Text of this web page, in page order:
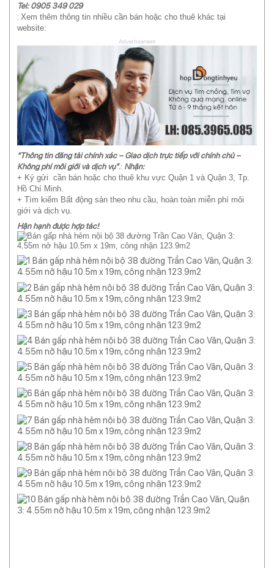
Tel: 0905 349 029
: Xem thêm thông tin nhiều cần bán hoặc cho thuê khác tại
website:
Advertisement
“Thông tin đăng tải chính xác – Giao dịch trực tiếp với chính chủ –
Không phí môi giới và dịch vụ”.: Nhận:
+ Ký gửi cần bán hoặc cho thuê khu vực Quận 1 và Quận 3, Tp.
Hồ Chí Minh.
+ Tìm kiếm Bất động sản theo nhu cầu, hoàn toàn miễn phí môi
giới và dịch vụ.
Hận hạnh được hợp tác!: